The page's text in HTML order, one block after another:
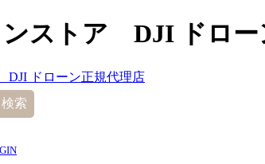
ストア DJI ドロー
検索